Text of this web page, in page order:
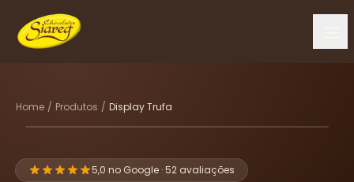
Home / Produtos / Display Trufa
5,0 no Google ·52 avaliações